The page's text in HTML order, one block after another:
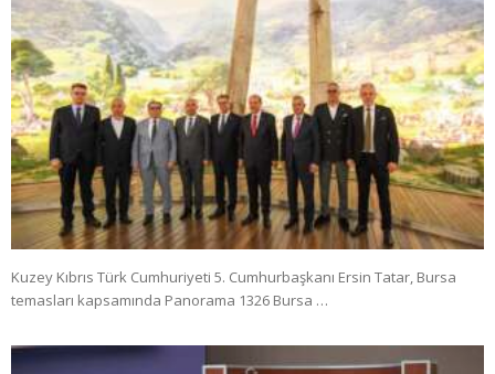
Kuzey Kıbrıs Türk Cumhuriyeti 5. Cumhurbaşkanı Ersin Tatar, Bursa
temasları kapsamında Panorama 1326 Bursa …